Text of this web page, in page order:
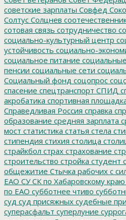
советские зарплаты Совфед
Солтус Солцнев
сотовая связь сотрудничество
социально-культурный центр
устойчивость социально-
социальное питание
пенсии социальные сети
Социальный фонд соцопрос
спасение спецтранспорт СПИД
акробатика спортивная
Справедливая Россия справка
образование средняя зарплата
мост статистика статья стела
стипендия стихия столица
страйкбол страх страхование
строительство стройка студент
общежитие Стычка рабочих с
ЕАО СУ СК по Хабаровскому
по ЕАО субботнее чтиво
суд суд присяжных судебные
суперасфальт суперлуние